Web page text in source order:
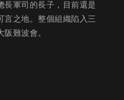
長軍司的長子，目前還是
言之地。整個組織陷入三
難波會。